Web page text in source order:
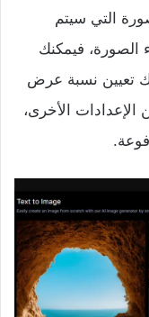
التي سيتم
الصورة، فيمكنك
تعيين نسبة عرض
الإعدادات الأخرى،